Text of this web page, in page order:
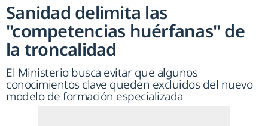
Sanidad delimita las
"competencias huérfanas" de
la troncalidad
El Ministerio busca evitar que algunos
conocimientos clave queden excluidos del nuevo
modelo de formación especializada